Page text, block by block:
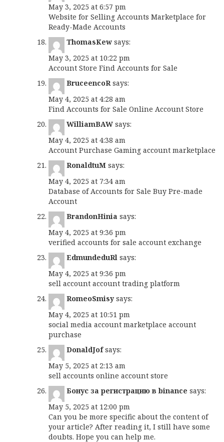
May 3, 2025 at 6:57 pm
Website for Selling Accounts Marketplace for
Ready-Made Accounts
ThomasKew says:
May 3, 2025 at 10:22 pm
Account Store Find Accounts for Sale
BruceencoR says:
May 4, 2025 at 4:28 am
Find Accounts for Sale Online Account Store
WilliamBAW says:
May 4, 2025 at 4:38 am
Account Purchase Gaming account marketplace
RonaldtuM says:
May 4, 2025 at 7:34 am
Database of Accounts for Sale Buy Pre-made
Account
BrandonHinia says:
May 4, 2025 at 9:36 pm
verified accounts for sale account exchange
EdmundeduRl says:
May 4, 2025 at 9:36 pm
sell account account trading platform
RomeoSmisy says:
May 4, 2025 at 10:51 pm
social media account marketplace account
purchase
DonaldJof says:
May 5, 2025 at 2:13 am
sell accounts online account store
Бонус за регистрацию в binance says:
May 5, 2025 at 12:00 pm
Can you be more specific about the content of
your article? After reading it, I still have some
doubts. Hope you can help me.